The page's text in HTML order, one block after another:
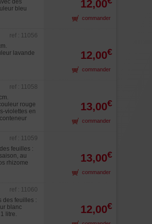
des
bleu
12,00
commander
ref : 11056
lavande
12,00€
commander
ref : 11058
rouge
violettes en
13,00€
commander
ref : 11059
feuilles :
au
rhizome
13,00€
commander
ref : 11060
des feuilles :
blanc
litre.
12,00€